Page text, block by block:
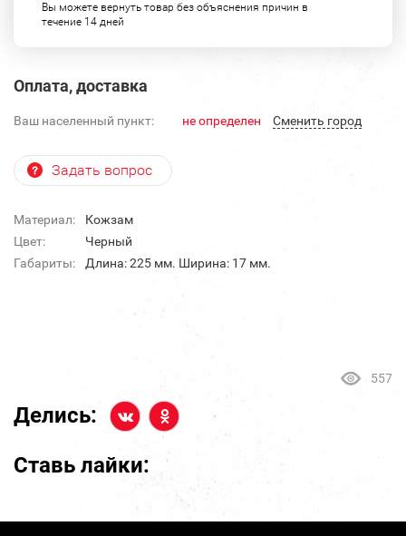
Вы можете вернуть товар без объяснения причин в
течение 14 дней
Оплата, доставка
Ваш населенный пункт: не определен Cменить город
Задать вопрос
Материал:
Кожзам
Цвет:
Черный
Габариты:
Длина: 225 мм. Ширина: 17 мм.
557
Делись:
Ставь лайки: